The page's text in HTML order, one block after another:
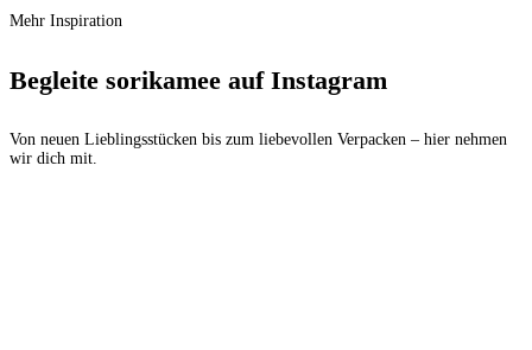
Mehr Inspiration
Begleite sorikamee auf Instagram
Von neuen Lieblingsstücken bis zum liebevollen Verpacken – hier nehmen
wir dich mit.